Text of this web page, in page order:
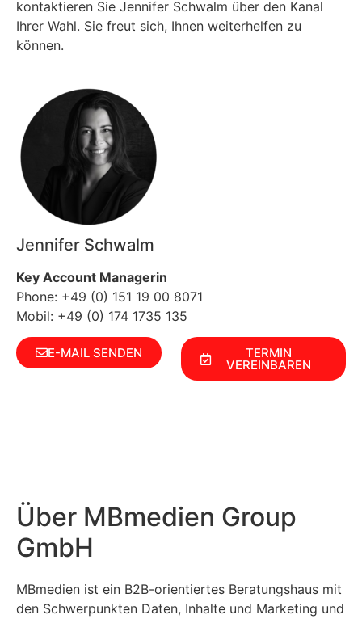
kontaktieren Sie Jennifer Schwalm über den Kanal
Ihrer Wahl. Sie freut sich, Ihnen weiterhelfen zu
können.
Jennifer Schwalm
Key Account Managerin
Phone: +49 (0) 151 19 00 8071
Mobil: +49 (0) 174 1735 135
E-MAIL SENDEN TERMIN
VEREINBAREN
Über MBmedien Group
GmbH
MBmedien ist ein B2B-orientiertes Beratungshaus mit
den Schwerpunkten Daten, Inhalte und Marketing und